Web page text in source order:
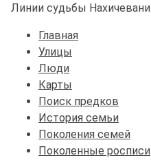
Линии судьбы Нахичевани
Главная
Улицы
Люди
Карты
Поиск предков
История семьи
Поколения семей
Поколенные росписи